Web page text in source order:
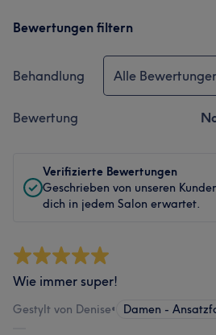
Bewertungen filtern
Behandlung Alle
Bewertung
Verifizierte Bewertungen
Geschrieben von unseren
dich in jedem Salon erwartet.
Wie immer super!
Gestylt von Denise• Damen -